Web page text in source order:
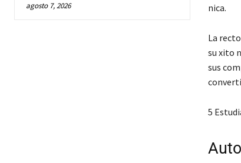
agosto 7, 2026
nica.
La
su xito
sus
5